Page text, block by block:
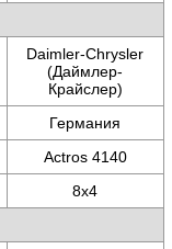
Daimler-Chrysler
(Даймлер-
Крайслер)
Германия
Actros 4140
8x4